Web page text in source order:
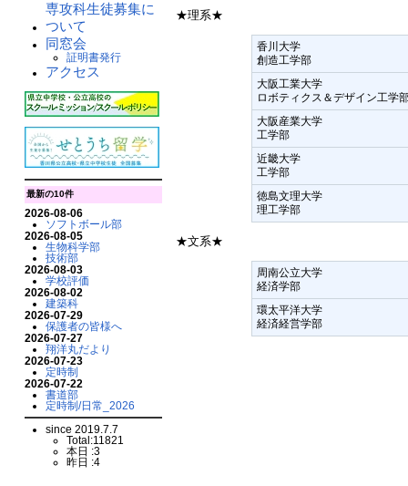
専攻科生徒募集に
ついて
同窓会
証明書発行
アクセス
最新の10件
2026-08-06
ソフトボール部
2026-08-05
生物科学部
技術部
2026-08-03
学校評価
2026-08-02
建築科
2026-07-29
保護者の皆様へ
2026-07-27
翔洋丸だより
2026-07-23
定時制
2026-07-22
書道部
定時制/日常_2026
since 2019.7.7
Total:11821
本日 :3
昨日 :4
★理系★
香川大学
創造工学部
大阪工業大学
ロボティクス＆デザイン工学
大阪産業大学
工学部
近畿大学
工学部
徳島文理大学
理工学部
★文系★
周南公立大学
経済学部
環太平洋大学
経済経営学部